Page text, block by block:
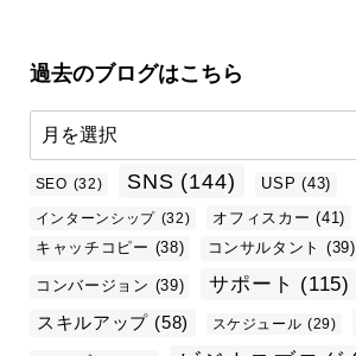
過去のブログはこちら
SEO (32) SNS (144) USP (43)
インターンシップ (32) オフィスカー (41)
キャッチコピー (38) コンサルタント (39)
コンバージョン (39) サポート (115)
スキルアップ (58) スケジュール (29)